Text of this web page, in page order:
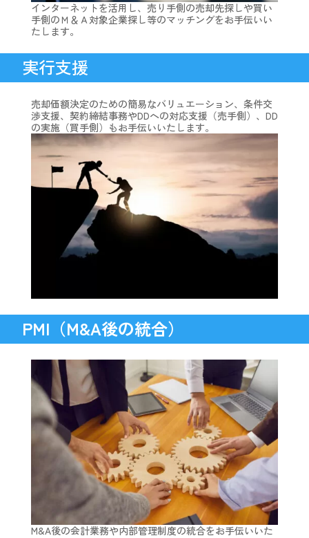
インターネットを活用し、売り手側の売却先探しや買い
手側のＭ＆Ａ対象企業探し等のマッチングをお手伝いい
たします。
実行支援
売却価額決定のための簡易なバリュエーション、条件交
渉支援、契約締結事務やDDへの対応支援（売手側）、DD
の実施（買手側）もお手伝いいたします。
PMI（M&A後の統合）
M&A後の会計業務や内部管理制度の統合をお手伝いいた